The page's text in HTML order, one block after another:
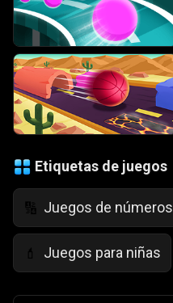
Etiquetas de juegos
🔢 Juegos de números
💄 Juegos para niñas